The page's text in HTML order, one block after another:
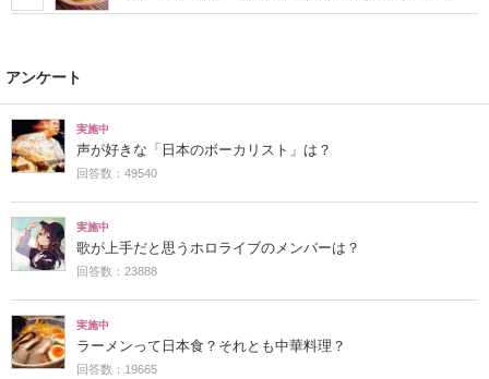
アンケート
実施中
声が好きな「日本のボーカリスト」は？
回答数：49540
実施中
歌が上手だと思うホロライブのメンバーは？
回答数：23888
実施中
ラーメンって日本食？それとも中華料理？
回答数：19665